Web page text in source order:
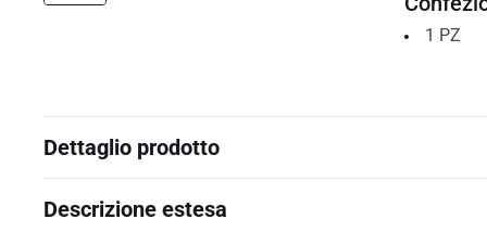
1 PZ
Dettaglio prodotto
Descrizione estesa